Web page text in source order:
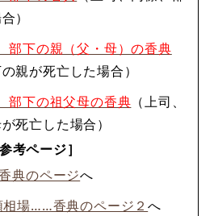
）
部下の親（父・母）の香典
親が死亡した場合）
部下の祖父母の香典 （上司、
死亡した場合）
参考ページ］
典のページへ
相場……香典のページ２へ